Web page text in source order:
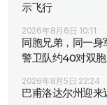
示飞行
2026年8月6日 10:11
同胞兄弟，同一
警卫队约40对双
2026年8月5日 22:24
巴甫洛达尔州迎